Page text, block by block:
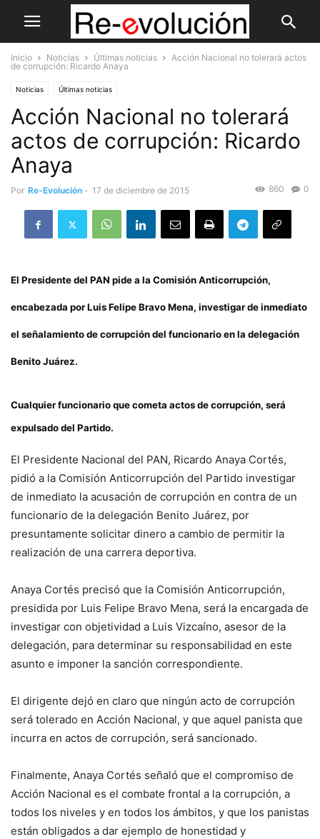
Inicio Noticias Últimas noticias
Acción Nacional no tolerará actos
de corrupción: Ricardo Anaya
Noticias Últimas noticias
Acción Nacional no tolerará
actos de corrupción: Ricardo
Anaya
Por Re-Evolución - 17 de diciembre de 2015 0
860
El Presidente del PAN pide a la Comisión Anticorrupción,
encabezada por Luis Felipe Bravo Mena, investigar de inmediato
el señalamiento de corrupción del funcionario en la delegación
Benito Juárez.
Cualquier funcionario que cometa actos de corrupción, será
expulsado del Partido.
El Presidente Nacional del PAN, Ricardo Anaya Cortés,
pidió a la Comisión Anticorrupción del Partido investigar
de inmediato la acusación de corrupción en contra de un
funcionario de la delegación Benito Juárez, por
presuntamente solicitar dinero a cambio de permitir la
realización de una carrera deportiva.
Anaya Cortés precisó que la Comisión Anticorrupción,
presidida por Luis Felipe Bravo Mena, será la encargada de
investigar con objetividad a Luis Vizcaíno, asesor de la
delegación, para determinar su responsabilidad en este
asunto e imponer la sanción correspondiente.
El dirigente dejó en claro que ningún acto de corrupción
será tolerado en Acción Nacional, y que aquel panista que
incurra en actos de corrupción, será sancionado.
Finalmente, Anaya Cortés señaló que el compromiso de
Acción Nacional es el combate frontal a la corrupción, a
todos los niveles y en todos los ámbitos, y que los panistas
están obligados a dar ejemplo de honestidad y